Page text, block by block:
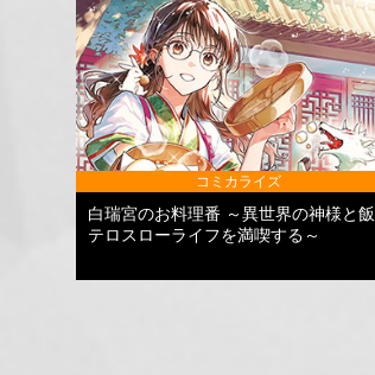
コミカライズ
白瑞宮のお料理番 ～異世界の神様と飯
テロスローライフを満喫する～